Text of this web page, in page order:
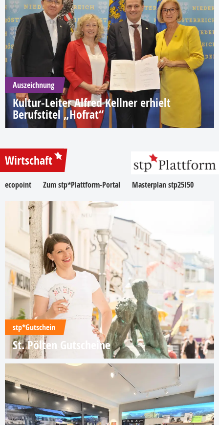
Auszeichnung
Kultur-Leiter Alfred Kellner erhielt
Berufstitel „Hofrat“
Wirtschaft
ecopoint Zum stp*Plattform-Portal Masterplan stp25I50
stp*Gutschein
St. Pölten Gutscheine